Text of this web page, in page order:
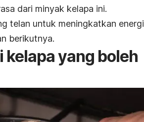
dari minyak kelapa ini.
telan untuk meningkatkan energi
berikutnya.
kelapa yang boleh